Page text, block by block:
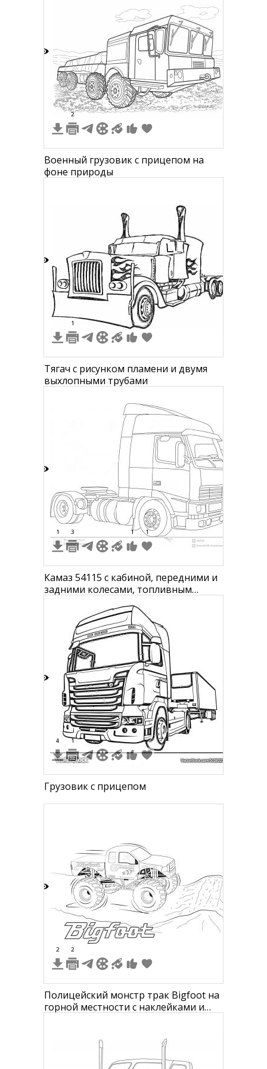
2
Военный грузовик с прицепом на
фоне природы
1
Тягач с рисунком пламени и двумя
выхлопными трубами
1 3 1 1
Камаз 54115 с кабиной, передними и
задними колесами, топливным
4 1
Грузовик с прицепом
2 2
Полицейский монстр трак Bigfoot на
горной местности с наклейками и